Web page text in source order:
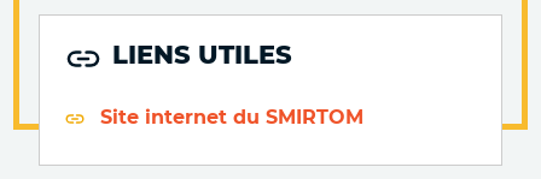
LIENS UTILES
Site internet du SMIRTOM